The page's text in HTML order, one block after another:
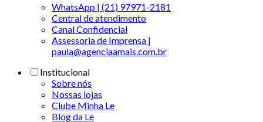
WhatsApp | (21) 97971-2181
Central de atendimento
Canal Confidencial
Assessoria de Imprensa |
paula@agenciaamais.com.br
Institucional
Sobre nós
Nossas lojas
Clube Minha Le
Blog da Le